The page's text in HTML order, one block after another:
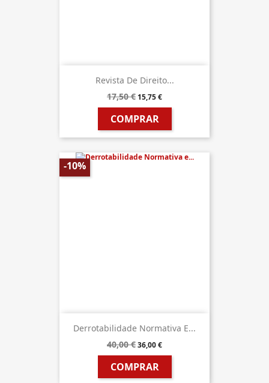
Revista De Direito...
17,50 € 15,75 €
COMPRAR
Derrotabilidade Normativa E...
40,00 €36,00 €
COMPRAR
-10%